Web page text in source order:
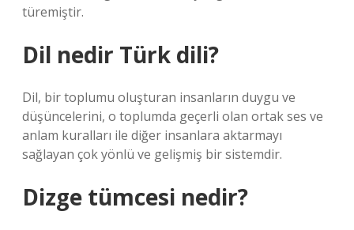
türemiştir.
Dil nedir Türk dili?
Dil, bir toplumu oluşturan insanların duygu ve
düşüncelerini, o toplumda geçerli olan ortak ses ve
anlam kuralları ile diğer insanlara aktarmayı
sağlayan çok yönlü ve gelişmiş bir sistemdir.
Dizge tümcesi nedir?